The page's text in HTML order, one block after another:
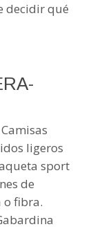
decidir qué
ligeros
sport
de
o fibra.